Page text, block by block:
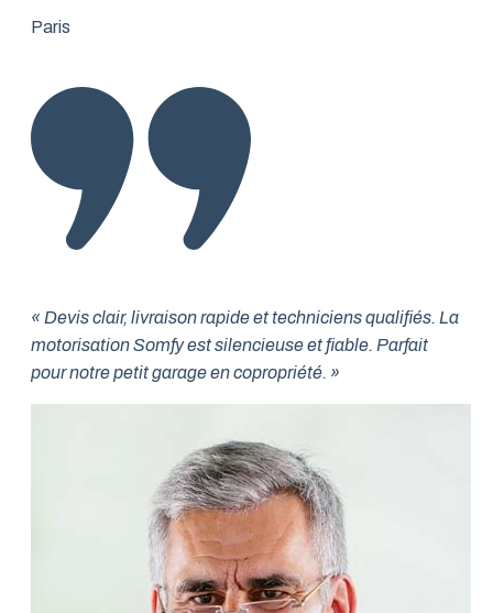
Paris
« Devis clair, livraison rapide et techniciens qualifiés. La
motorisation Somfy est silencieuse et fiable. Parfait
pour notre petit garage en copropriété. »